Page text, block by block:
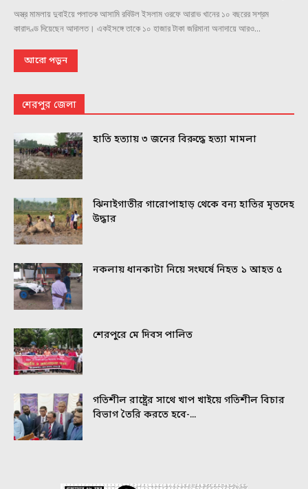
অস্ত্র মামলায় দুবাইয়ে পলাতক আসামি রবিউল ইসলাম ওরফে আরাভ খানের ১০ বছরের সশ্রম
কারাদণ্ড দিয়েছেন আদালত। একইসঙ্গে তাকে ১০ হাজার টাকা জরিমানা অনাদায়ে আরও...
আরো পড়ুন
শেরপুর জেলা
হাতি হত্যায় ৩ জনের বিরুদ্ধে হত্যা মামলা
ঝিনাইগাতীর গারোপাহাড় থেকে বন্য হাতির মৃতদেহ
উদ্ধার
নকলায় ধানকাটা নিয়ে সংঘর্ষে নিহত ১ আহত ৫
শেরপুরে মে দিবস পালিত
গতিশীল রাষ্ট্রের সাথে খাপ খাইয়ে গতিশীল বিচার
বিভাগ তৈরি করতে হবে-...